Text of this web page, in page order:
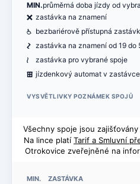
MIN. ZASTÁVKA
MIN.průměrná doba jízdy od
ë zastávka na znamení
@ bezbariérově přístupná
ó zastávka na znamení od 19 do
< zastávka pro vybrané spoje
æ jízdenkový automat v zastávce
VYSVĚTLIVKY POZNÁMEK SPOJŮ
Všechny spoje jsou
Na lince platí Tarif a Smluvní
Otrokovice zveřejněné na